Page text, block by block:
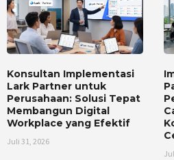
Konsultan Implementasi
Lark Partner untuk
Perusahaan: Solusi Tepat
Membangun Digital
Workplace yang Efektif
Juli 31, 2026